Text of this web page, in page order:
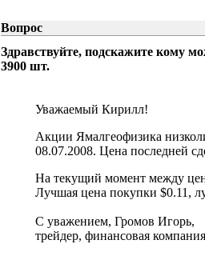
Вопрос
Здравствуйте, подскажите кому
3900 шт.
Уважаемый Кирилл!
Акции Ямалгеофизика
08.07.2008. Цена последней
На текущий момент между
Лучшая цена покупки $0.11,
С уважением, Громов Игорь,
трейдер, финансовая